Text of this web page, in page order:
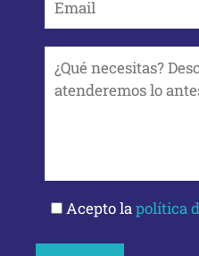
Acepto lapolítica